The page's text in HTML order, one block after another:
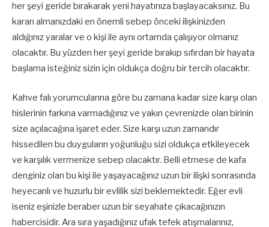
her şeyi geride bırakarak yeni hayatınıza başlayacaksınız. Bu
kararı almanızdaki en önemli sebep önceki ilişkinizden
aldığınız yaralar ve o kişi ile aynı ortamda çalışıyor olmanız
olacaktır. Bu yüzden her şeyi geride bırakıp sıfırdan bir hayata
başlama isteğiniz sizin için oldukça doğru bir tercih olacaktır.
Kahve falı yorumcularına göre bu zamana kadar size karşı olan
hislerinin farkına varmadığınız ve yakın çevrenizde olan birinin
size açılacağına işaret eder. Size karşı uzun zamandır
hissedilen bu duyguların yoğunluğu sizi oldukça etkileyecek
ve karşılık vermenize sebep olacaktır. Belli etmese de kafa
denginiz olan bu kişi ile yaşayacağınız uzun bir ilişki sonrasında
heyecanlı ve huzurlu bir evlilik sizi beklemektedir. Eğer evli
iseniz eşinizle beraber uzun bir seyahate çıkacağınızın
habercisidir. Ara sıra yaşadığınız ufak tefek atışmalarınız,